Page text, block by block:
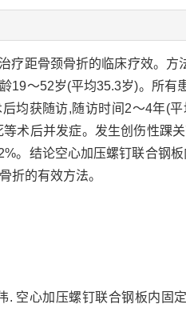
疗距骨颈骨折的临床疗效。
19～52岁(平均35.3岁)。所
均获随访,随访时间2～4年(
术后并发症。发生创伤性踝
。结论空心加压螺钉联合钢
折的有效方法。
. 空心加压螺钉联合钢板内固